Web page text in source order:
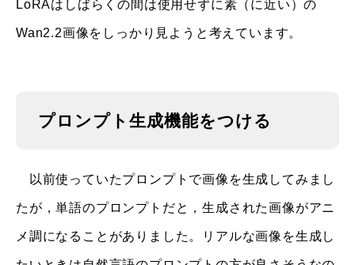
LoRAはしばらくの間は使用せずに素（に近い）の
Wan2.2画像をしっかり見ようと考えています。
プロンプト生成機能をつける
以前使っていたプロンプトで画像を生成してみまし
たが，単語のプロンプトだと，生成された画像がアニ
メ調になることがありました。リアルな画像を生成し